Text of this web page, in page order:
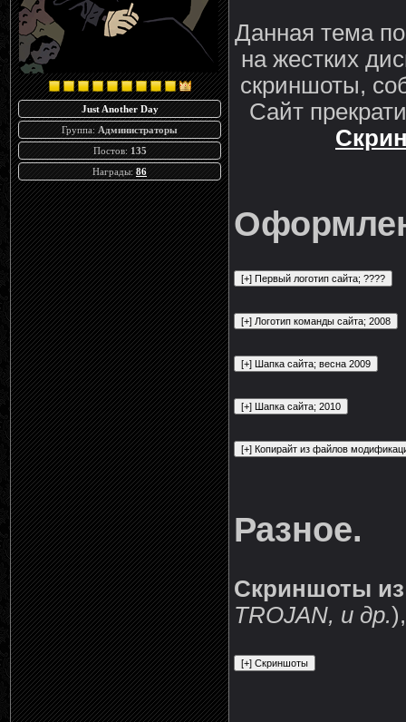
Just Another Day
Группа: Администраторы
Постов: 135
Награды: 86
Данная тема
на жестких
скриншоты,
Сайт
Разное.
Скриншоты из
TROJAN, и др.